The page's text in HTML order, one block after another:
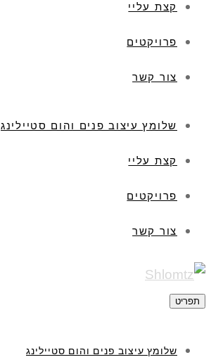
קצת עליי
פרויקטים
צור קשר
שלומץ עיצוב פנים והום סטיילינג
קצת עליי
פרויקטים
צור קשר
תפריט
שלומץ עיצוב פנים והום סטיילינג